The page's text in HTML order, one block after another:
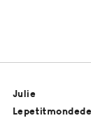
Julie